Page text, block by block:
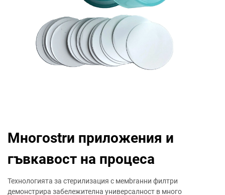
Многоstrи приложения и
гъвкавост на процеса
Технологията за стерилизация с мемbrанни филтри
демонстрира забележителна универсалност в много